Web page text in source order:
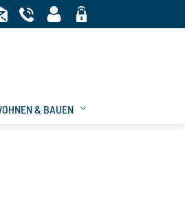
Bereich
& BAUEN